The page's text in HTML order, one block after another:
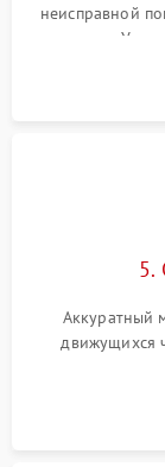
неисправной
жерновов.
ring) и
5.
Аккуратный
движущихся